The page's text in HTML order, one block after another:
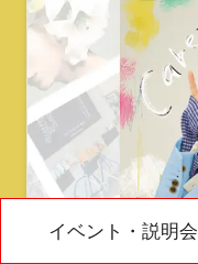
イベント・説明会